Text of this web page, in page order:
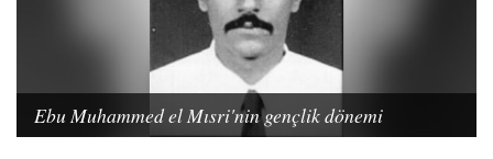
Ebu Muhammed el Mısri'nin gençlik dönemi